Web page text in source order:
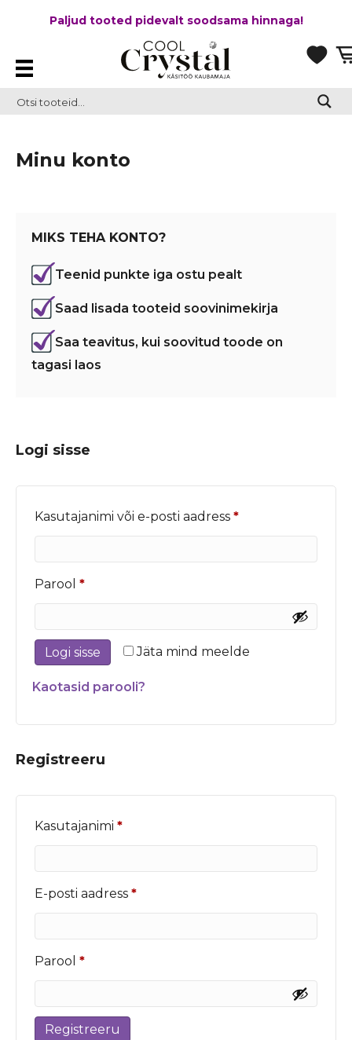
Paljud tooted pidevalt soodsama hinnaga!
Minu konto
MIKS TEHA KONTO?
Teenid punkte iga ostu pealt
Saad lisada tooteid soovinimekirja
Saa teavitus, kui soovitud toode on
tagasi laos
Logi sisse
Kasutajanimi või e-posti aadress *Nõutud
Parool *Nõutud
Jäta mind meelde
Logi sisse
Kaotasid parooli?
Registreeru
Kasutajanimi *Nõutud
E-posti aadress *Nõutud
Parool *Nõutud
Registreeru